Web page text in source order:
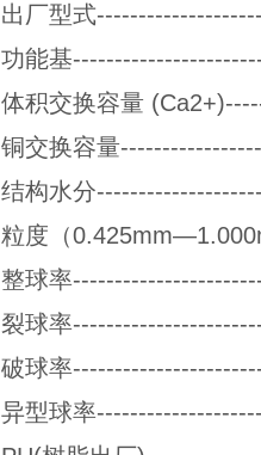
出厂型式
功能基
体积交换容量
铜交换容量
结构水分
粒度（
整球率
裂球率
破球率
异型球率